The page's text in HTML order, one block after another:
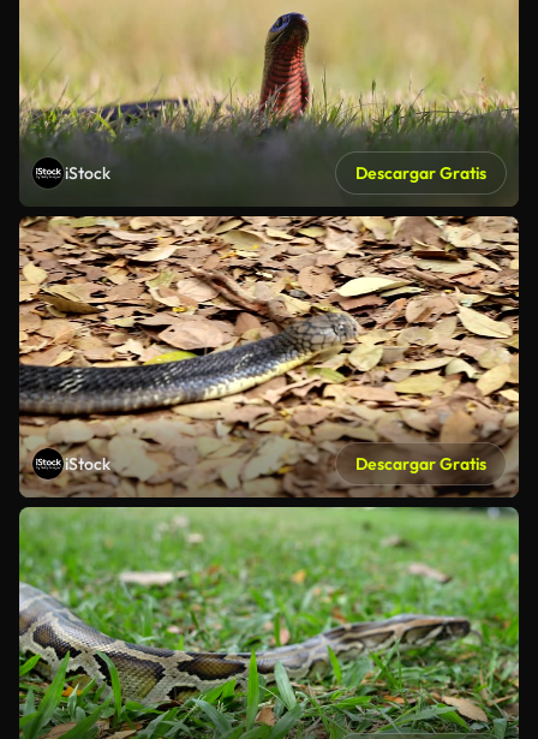
iStock Descargar Gratis
iStock Descargar Gratis